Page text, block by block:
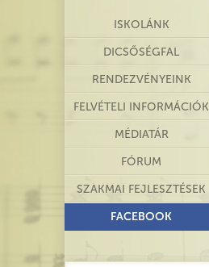
ISKOLÁNK
DICSŐSÉGFAL
RENDEZVÉNYEINK
FELVÉTELI INFORMÁCIÓK
MÉDIATÁR
FÓRUM
SZAKMAI FEJLESZTÉSEK
FACEBOOK